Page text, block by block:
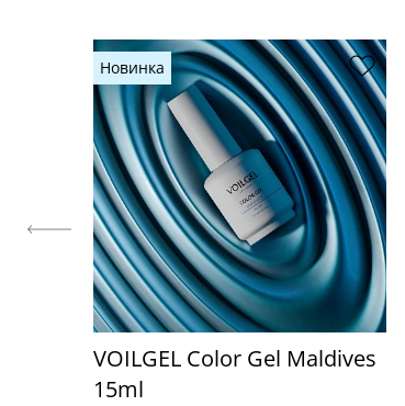
Новинка
VOILGEL Color Gel Maldives
15ml